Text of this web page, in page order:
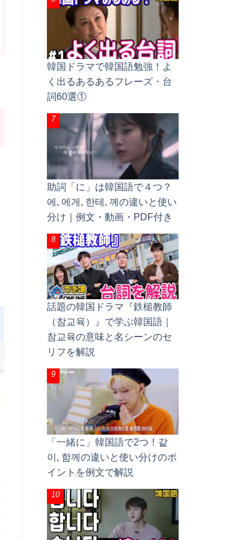
韓国ドラマで韓国語勉強！よ
く出るあるあるフレーズ・台
詞60選①
助詞「に」は韓国語で４つ？
에, 에게, 한테, 께の違いと使い
分け｜例文・動画・PDF付き
話題の韓国ドラマ『鉄槌教師
（참교육）』で学ぶ韓国語｜
참교육の意味と名シーンのセ
リフを解説
「一緒に」韓国語で2つ！같
이, 함께の違いと使い分けのポ
イントを例文で解説